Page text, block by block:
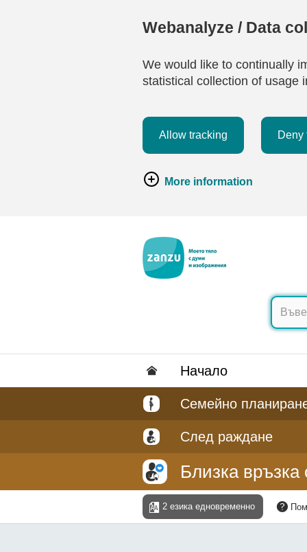
Webanalyze / Data
We would like to continually
statistical collection of usage
Allow tracking Deny
More information
Hачало
Семейно
След раждане
Близка
2 езика едновременно